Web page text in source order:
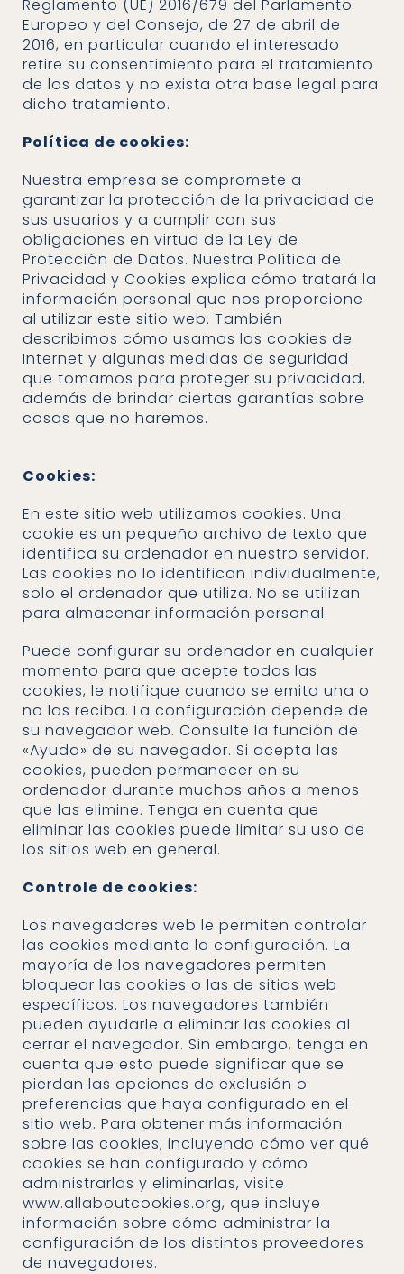
Reglamento (UE) 2016/679 del Parlamento
Europeo y del Consejo, de 27 de abril de
2016, en particular cuando el interesado
retire su consentimiento para el tratamiento
de los datos y no exista otra base legal para
dicho tratamiento.
Política de cookies:
Nuestra empresa se compromete a
garantizar la protección de la privacidad de
sus usuarios y a cumplir con sus
obligaciones en virtud de la Ley de
Protección de Datos. Nuestra Política de
Privacidad y Cookies explica cómo tratará la
información personal que nos proporcione
al utilizar este sitio web. También
describimos cómo usamos las cookies de
Internet y algunas medidas de seguridad
que tomamos para proteger su privacidad,
además de brindar ciertas garantías sobre
cosas que no haremos.
Cookies:
En este sitio web utilizamos cookies. Una
cookie es un pequeño archivo de texto que
identifica su ordenador en nuestro servidor.
Las cookies no lo identifican individualmente,
solo el ordenador que utiliza. No se utilizan
para almacenar información personal.
Puede configurar su ordenador en cualquier
momento para que acepte todas las
cookies, le notifique cuando se emita una o
no las reciba. La configuración depende de
su navegador web. Consulte la función de
«Ayuda» de su navegador. Si acepta las
cookies, pueden permanecer en su
ordenador durante muchos años a menos
que las elimine. Tenga en cuenta que
eliminar las cookies puede limitar su uso de
los sitios web en general.
Controle de cookies:
Los navegadores web le permiten controlar
las cookies mediante la configuración. La
mayoría de los navegadores permiten
bloquear las cookies o las de sitios web
específicos. Los navegadores también
pueden ayudarle a eliminar las cookies al
cerrar el navegador. Sin embargo, tenga en
cuenta que esto puede significar que se
pierdan las opciones de exclusión o
preferencias que haya configurado en el
sitio web. Para obtener más información
sobre las cookies, incluyendo cómo ver qué
cookies se han configurado y cómo
administrarlas y eliminarlas, visite
www.allaboutcookies.org, que incluye
información sobre cómo administrar la
configuración de los distintos proveedores
de navegadores.